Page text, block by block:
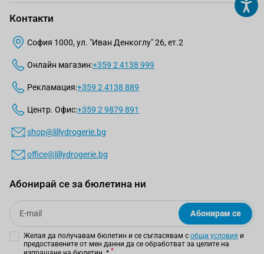
Контакти
София 1000, ул. "Иван Денкоглу" 26, ет.2
Онлайн магазин:+359 2 4138 999
Рекламация:+359 2 4138 889
Центр. Офис:+359 2 9879 891
shop@lillydrogerie.bg
office@lillydrogerie.bg
Абонирай се за бюлетина ни
Email
Абонирам се
Желая да получавам бюлетин и се съгласявам с общи условия и
предоставените от мен данни да се обработват за целите на